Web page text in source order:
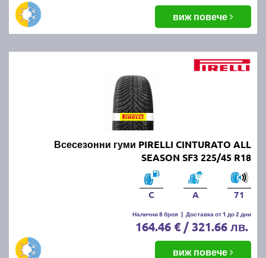
виж повече
Всесезонни гуми PIRELLI CINTURATO ALL
SEASON SF3 225/45 R18
C A 71
Налични 8 броя | Доставка от 1 до 2 дни
164.46 € / 321.66 лв.
виж повече